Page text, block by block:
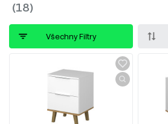
Všechny Filtry